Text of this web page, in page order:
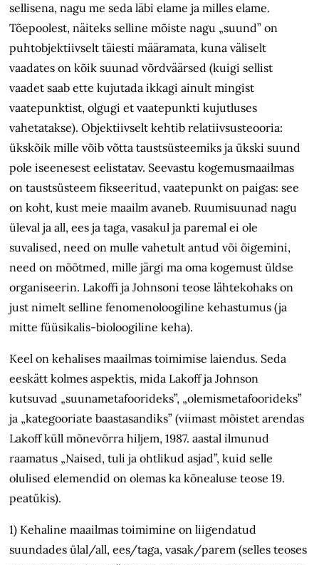
sellisena, nagu me seda läbi elame ja milles elame.
Tõepoolest, näiteks selline mõiste nagu „suund” on
puhtobjektiivselt täiesti määramata, kuna väliselt
vaadates on kõik suunad võrdväärsed (kuigi sellist
vaadet saab ette kujutada ikkagi ainult mingist
vaatepunktist, olgugi et vaatepunkti kujutluses
vahetatakse). Objektiivselt kehtib relatiivsusteooria:
ükskõik mille võib võtta taustsüsteemiks ja ükski suund
pole iseenesest eelistatav. Seevastu kogemusmaailmas
on taustsüsteem fikseeritud, vaatepunkt on paigas: see
on koht, kust meie maailm avaneb. Ruumisuunad nagu
üleval ja all, ees ja taga, vasakul ja paremal ei ole
suvalised, need on mulle vahetult antud või õigemini,
need on mõõtmed, mille järgi ma oma kogemust üldse
organiseerin. Lakoffi ja Johnsoni teose lähtekohaks on
just nimelt selline fenomenoloogiline kehastumus (ja
mitte füüsikalis-bioloogiline keha).
Keel on kehalises maailmas toimimise laiendus. Seda
eeskätt kolmes aspektis, mida Lakoff ja Johnson
kutsuvad „suunametafoorideks”, „olemismetafoorideks”
ja „kategooriate baastasandiks” (viimast mõistet arendas
Lakoff küll mõnevõrra hiljem, 1987. aastal ilmunud
raamatus „Naised, tuli ja ohtlikud asjad”, kuid selle
olulised elemendid on olemas ka kõnealuse teose 19.
peatükis).
1) Kehaline maailmas toimimine on liigendatud
suundades ülal/all, ees/taga, vasak/parem (selles teoses